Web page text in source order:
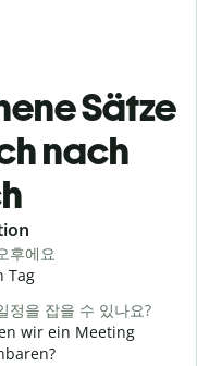
Sätze
nach
후에요
Tag
정을 잡을 수 있나요?
wir ein Meeting